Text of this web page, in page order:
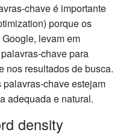
chave é importante
porque os
levam em
chave para
nos resultados de busca.
chave estejam
adequada e natural.
density